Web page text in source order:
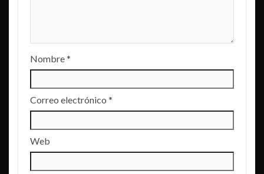
Nombre*
Correo electrónico *
Web